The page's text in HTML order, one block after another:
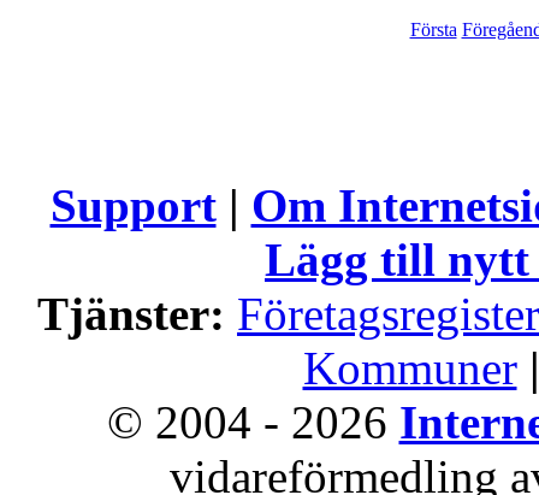
Första
Support| Om
Lägg till nytt
Tjänster: Företagsregister
Kommuner |
© 2004 - 2026
vidareförmedling